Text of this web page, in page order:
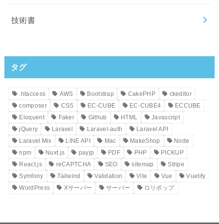
技術書
タグ
.htaccess AWS Bootstrap CakePHP
ckeditor
composer
CSS EC-CUBE EC-CUBE4
ECCUBE
Eloquent
Faker Github HTML
Javascript
jQuery
Laravel Laravel-auth
Laravel API
Laravel Mix
LINE API Mac MakeShop
Node
npm
Nuxt.js payjp PDF PHP
PICKUP
React.js
reCAPTCHA SEO sitemap
Stripe
Symfony
Tailwind Validation Vite Vue
Vuetify
WordPress
Xサーバー サーバー ロリポップ